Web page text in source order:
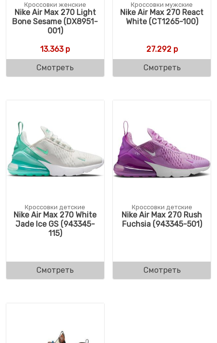
Кроссовки женские
Nike Air Max 270 Light
Bone Sesame (DX8951-
001)
13.363р
Смотреть
Кроссовки мужские
Nike Air Max 270 React
White (CT1265-100)
27.292р
Смотреть
Кроссовки детские
Nike Air Max 270 White
Jade Ice GS (943345-
115)
Смотреть
Кроссовки детские
Nike Air Max 270 Rush
Fuchsia (943345-501)
Смотреть